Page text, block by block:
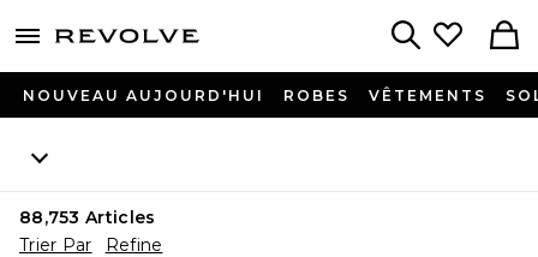
menu - shows more content
NOUVEAU AUJOURD'HUI ROBES VÊTEMENTS
88,753 Articles
Trier Par
Refine